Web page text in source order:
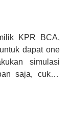
KPR BCA,
dapat one
simulasi
saja, cukup
live chat